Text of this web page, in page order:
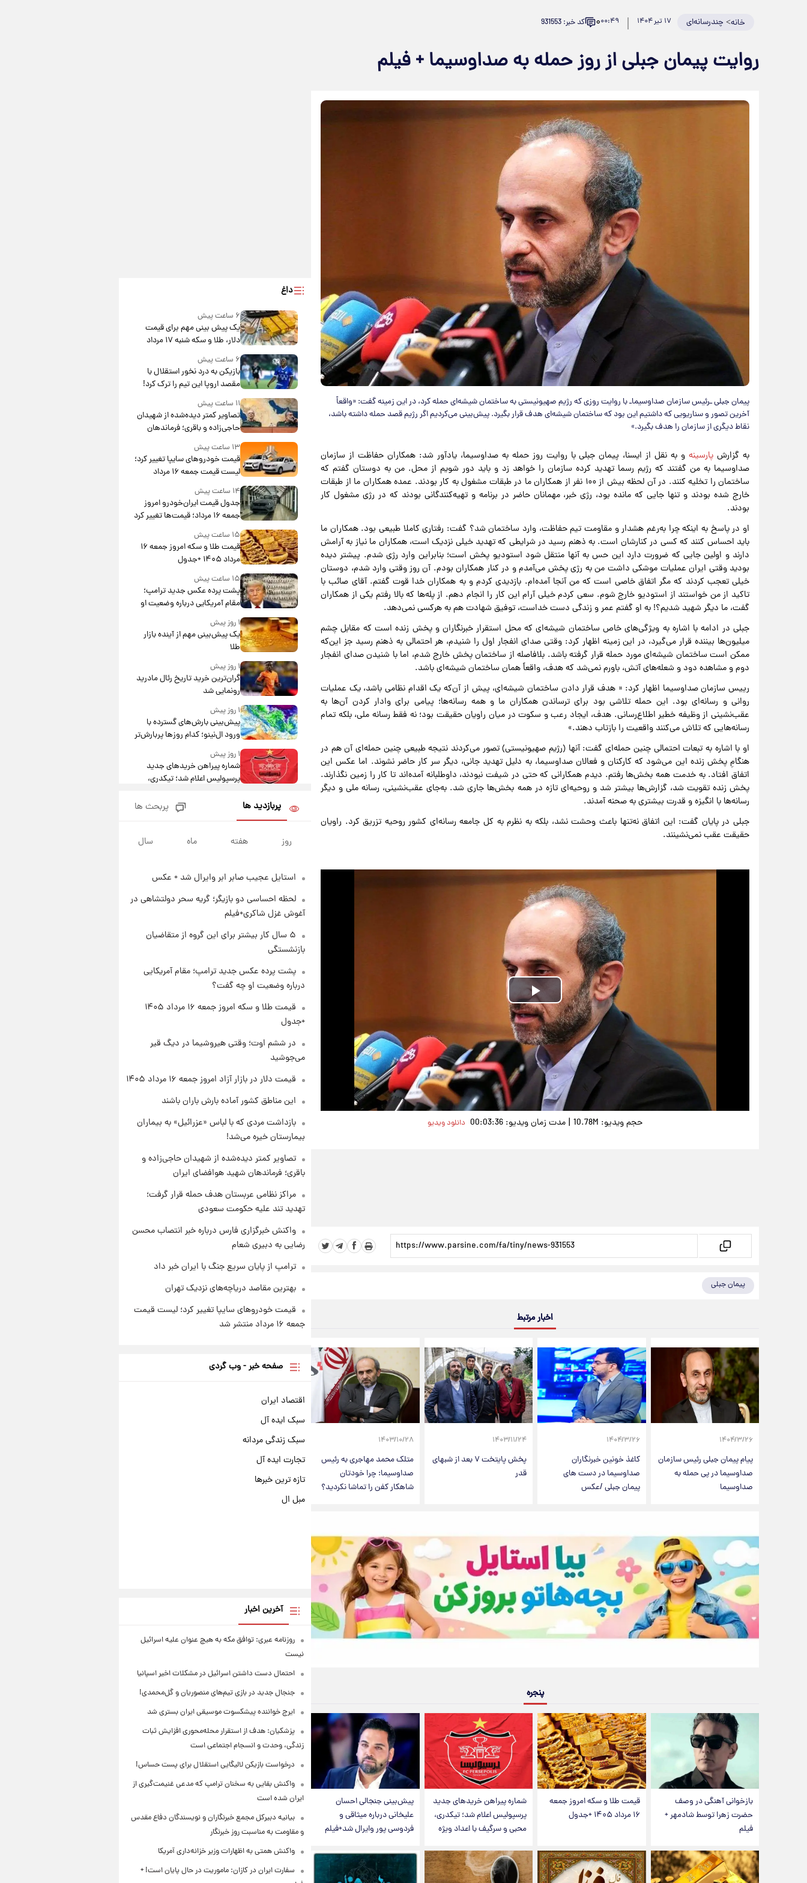
خانه> چندرسانه‌ای ۱۷ تیر ۱۴۰۴ ۰۰:۴۹۰ کد خبر: 931553
روایت پیمان جبلی از روز حمله به صداوسیما + فیلم
پیمان جبلی ـرئیس سازمان صداوسیماـ با روایت روزی که رژیم صهیونیستی به ساختمان شیشه‌ای حمله کرد، در این زمینه گفت: «واقعاً
آخرین تصور و سناریویی که داشتیم این بود که ساختمان شیشه‌ای هدف قرار بگیرد. پیش‌بینی می‌کردیم اگر رژیم قصد حمله داشته باشد،
نقاط دیگری از سازمان را هدف بگیرد.»
به گزارش پارسینهو به نقل از ایسنا، پیمان جبلی با روایت روز حمله به صداوسیما، یادآور شد: همکاران حفاظت از سازمان
صداوسیما به من گفتند که رژیم رسما تهدید کرده سازمان را خواهد زد و باید دور شویم از محل. من به دوستان گفتم که
ساختمان را تخلیه کنند. در آن لحظه بیش از ۱۰۰ نفر از همکاران ما در طبقات مشغول به کار بودند. عمده همکاران ما از طبقات
خارج شده بودند و تنها جایی که مانده بود، رژی خبر، مهمانان حاضر در برنامه و تهیه‌کنندگانی بودند که در رژی مشغول کار
بودند.
او در پاسخ به اینکه چرا به‌رغم هشدار و مقاومت تیم حفاظت، وارد ساختمان شد؟ گفت: رفتاری کاملا طبیعی بود. همکاران ما
باید احساس کنند که کسی در کنارشان است. به ذهنم رسید در شرایطی که تهدید خیلی نزدیک است، همکاران ما نیاز به آرامش
دارند و اولین جایی که ضرورت دارد این حس به آنها منتقل شود استودیو پخش است؛ بنابراین وارد رژی شدم. پیشتر دیده
بودید وقتی ایران عملیات موشکی داشت من به رژی پخش می‌آمدم و در کنار همکاران بودم. آن روز وقتی وارد شدم، دوستان
خیلی تعجب کردند که مگر اتفاق خاصی است که من آنجا آمده‌ام. بازدیدی کردم و به همکاران خدا قوت گفتم. آقای صائب با
تاکید از من خواستند از استودیو خارج شوم. سعی کردم خیلی آرام این کار را انجام دهم. از پله‌ها که بالا رفتم یکی از همکاران
گفت، ما دیگر شهید شدیم؟! به او گفتم عمر و زندگی دست خداست، توفیق شهادت هم به هرکسی نمی‌دهد.
جبلی در ادامه با اشاره به ویژگی‌های خاص ساختمان شیشه‌ای که محل استقرار خبرنگاران و پخش زنده است که مقابل چشم
میلیون‌ها بیننده قرار می‌گیرد، در این زمینه اظهار کرد: وقتی صدای انفجار اول را شنیدم، هر احتمالی به ذهنم رسید جز این‌که
ممکن است ساختمان شیشه‌ای مورد حمله قرار گرفته باشد. بلافاصله از ساختمان پخش خارج شدم، اما با شنیدن صدای انفجار
دوم و مشاهده دود و شعله‌های آتش، باورم نمی‌شد که هدف، واقعاً همان ساختمان شیشه‌ای باشد.
رییس سازمان صداوسیما اظهار کرد: « هدف قرار دادن ساختمان شیشه‌ای، پیش از آن‌که یک اقدام نظامی باشد، یک عملیات
روانی و رسانه‌ای بود. این حمله تلاشی بود برای ترساندن همکاران ما و همه رسانه‌ها؛ پیامی برای وادار کردن آن‌ها به
عقب‌نشینی از وظیفه خطیر اطلاع‌رسانی. هدف، ایجاد رعب و سکوت در میان راویان حقیقت بود؛ نه فقط رسانه ملی، بلکه تمام
رسانه‌هایی که تلاش می‌کنند واقعیت را بازتاب دهند.»
او با اشاره به تبعات احتمالی چنین حمله‌ای گفت: آنها (رژیم صهیونیستی) تصور می‌کردند نتیجه طبیعی‌ چنین حمله‌ای آن هم در
هنگامِ پخش زنده این می‌شود که کارکنان و فعالان صداوسیما، به دلیل تهدید جانی، دیگر سر کار حاضر نشوند. اما عکس این
اتفاق افتاد. به خدمت همه بخش‌ها رفتم. دیدم همکارانی که حتی در شیفت نبودند، داوطلبانه آمده‌اند تا کار را زمین نگذارند.
پخش زنده تقویت شد، گزارش‌ها بیشتر شد و روحیه‌ای تازه در همه بخش‌ها جاری شد. به‌جای عقب‌نشینی، رسانه ملی و دیگر
رسانه‌ها با انگیزه و قدرت بیشتری به صحنه آمدند.
جبلی در پایان گفت: این اتفاق نه‌تنها باعث وحشت نشد، بلکه به نظرم به کل جامعه رسانه‌ای کشور روحیه تزریق کرد. راویان
حقیقت عقب نمی‌نشینند.
Play
Video
حجم ویدیو: 10.78M | مدت زمان ویدیو: 00:03:36 دانلود ویدیو
پیمان جبلی
اخبار مرتبط
۱۴۰۴/۳/۲۶
پیام پیمان جبلی رئیس سازمان
صداوسیما در پی حمله به
صداوسیما
۱۴۰۴/۳/۲۶
کاغذ خونین خبرنگاران
صداوسیما در دست های
پیمان جبلی /عکس
۱۴۰۳/۱۱/۲۴
پخش پایتخت ۷ بعد از شبهای
قدر
۱۴۰۳/۱۰/۲۸
متلک محمد مهاجری به رئیس
صداوسیما: چرا خودتان
شاهکار کفن را تماشا نکردید؟
پنجره
بازخوانی آهنگی در وصف
حضرت زهرا توسط شادمهر +
فیلم
قیمت طلا و سکه امروز جمعه
۱۶ مرداد ۱۴۰۵ +جدول
شماره پیراهن خریدهای جدید
پرسپولیس اعلام شد؛ تیکدری،
محبی و سرگیف با اعداد ویژه
پیش‌بینی جنجالی احسان
علیخانی درباره میثاقی و
فردوسی پور وایرال شد+فیلم
داغ
۶ ساعت پیش
یک پیش ‌بینی مهم برای قیمت
دلار، طلا و سکه شنبه ۱۷ مرداد
۱۴۰۵
۶ ساعت پیش
بازیکن به درد نخور استقلال با
مقصد اروپا این تیم را ترک کرد!
۱۱ ساعت پیش
تصاویر کمتر دیده‌شده از شهیدان
حاجی‌زاده و باقری؛ فرماندهان
شهید هوافضای ایران
۱۳ ساعت پیش
قیمت خودروهای سایپا تغییر کرد؛
لیست قیمت جمعه ۱۶ مرداد
منتشر شد
۱۴ ساعت پیش
جدول قیمت ایران‌خودرو امروز
جمعه ۱۶ مرداد؛ قیمت‌ها تغییر کرد
۱۵ ساعت پیش
قیمت طلا و سکه امروز جمعه ۱۶
مرداد ۱۴۰۵ +جدول
۱۵ ساعت پیش
پشت پرده عکس جدید ترامپ؛
مقام آمریکایی درباره وضعیت او
چه گفت؟
۱ روز پیش
یک پیش‌بینی مهم از آینده بازار
طلا
۱ روز پیش
گران‌ترین خرید تاریخ رئال مادرید
رونمایی شد
۱ روز پیش
پیش‌بینی بارش‌های گسترده با
ورود ال‌نینو؛ کدام روزها پربارش‌تر
خواهند بود؟
۱ روز پیش
شماره پیراهن خریدهای جدید
پرسپولیس اعلام شد؛ تیکدری،
جزئیات فعال‌سازی «کیف پول
ایران» اعلام شد+فیلم
۱ روز پیش
۱۵ مرداد ۱۴۰۵ +جدول
قیمت طلا و سکه امروز پنجشنبه
۱۵ مرداد ۱۴۰۵
شارژ جدید کالابرگ برای سه
پربازدید ها پربحث ها
روز هفته ماه سال
استایل عجیب صابر ابر وایرال شد + عکس
لحظه احساسی دو بازیگر؛ گریه سحر دولتشاهی در
آغوش غزل شاکری+فیلم
۵ سال کار بیشتر برای این گروه از متقاضیان
بازنشستگی
پشت پرده عکس جدید ترامپ؛ مقام آمریکایی
درباره وضعیت او چه گفت؟
قیمت طلا و سکه امروز جمعه ۱۶ مرداد ۱۴۰۵
+جدول
در ششم اوت؛ وقتی هیروشیما در دیگ قیر
می‌جوشید
قیمت دلار در بازار آزاد امروز جمعه ۱۶ مرداد ۱۴۰۵
این مناطق کشور آماده بارش باران باشند
بازداشت مردی که با لباس «عزرائیل» به بیماران
بیمارستان خیره می‌شد!
تصاویر کمتر دیده‌شده از شهیدان حاجی‌زاده و
باقری؛ فرماندهان شهید هوافضای ایران
مراکز نظامی عربستان هدف حمله قرار گرفت؛
تهدید تند علیه حکومت سعودی
واکنش خبرگزاری فارس درباره خبر انتصاب محسن
رضایی به دبیری شعام
ترامپ از پایان سریع جنگ با ایران خبر داد
بهترین مقاصد دریاچه‌های نزدیک تهران
قیمت خودروهای سایپا تغییر کرد؛ لیست قیمت
جمعه ۱۶ مرداد منتشر شد
صفحه خبر - وب گردی
اقتصاد ایران
سبک ایده آل
سبک زندگی مردانه
تجارت ایده آل
تازه ترین خبرها
مبل ال
آخرین اخبار
روزنامه عبری: توافق مکه به هیچ عنوان علیه اسرائیل
نیست
احتمال دست داشتن اسرائیل در مشکلات اخیر اسپانیا
جنجال جدید در بازی تیم‌های منصوریان و گل‌محمدی!
ایرج خواننده پیشکسوت موسیقی ایران بستری شد
پزشکیان: هدف از استقرار محله‌محوری افزایش ثبات
زندگی، وحدت و انسجام اجتماعی است
درخواست بازیکن لالیگایی استقلال برای پست حساس!
واکنش بقایی به سخنان ترامپ که مدعی غنیمت‌گیری از
ایران شده است
بیانیه دبیرکل مجمع خبرنگاران و نویسندگان دفاع مقدس
و مقاومت به مناسبت روز خبرنگار
واکنش همتی به اظهارات وزیر خزانه‌داری آمریکا
سفارت ایران در کازان: ماموریت در حال پایان است! +